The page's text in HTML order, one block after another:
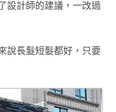
設計師的建議， 一改過
說長髮短髮都好，只要